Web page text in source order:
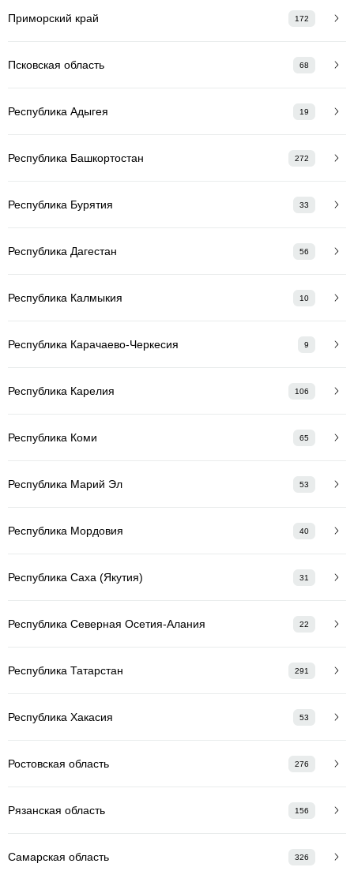
Приморский край 172
Псковская область 68
Республика Адыгея 19
Республика Башкортостан 272
Республика Бурятия 33
Республика Дагестан 56
Республика Калмыкия 10
Республика Карачаево-Черкесия 9
Республика Карелия 106
Республика Коми 65
Республика Марий Эл 53
Республика Мордовия 40
Республика Саха (Якутия) 31
Республика Северная Осетия-Алания 22
Республика Татарстан 291
Республика Хакасия 53
Ростовская область 276
Рязанская область 156
Самарская область 326